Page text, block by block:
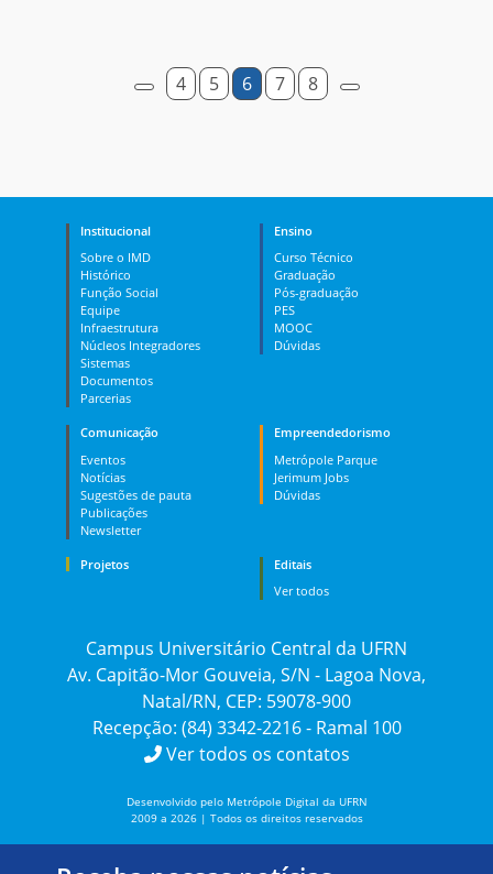
4 5 6 7 8
Institucional
Sobre o IMD
Histórico
Função Social
Equipe
Infraestrutura
Núcleos Integradores
Sistemas
Documentos
Parcerias
Ensino
Curso Técnico
Graduação
Pós-graduação
PES
MOOC
Dúvidas
Comunicação
Eventos
Notícias
Sugestões de pauta
Publicações
Newsletter
Empreendedorismo
Metrópole Parque
Jerimum Jobs
Dúvidas
Projetos
Editais
Ver todos
Campus Universitário Central da UFRN
Av. Capitão-Mor Gouveia, S/N - Lagoa Nova,
Natal/RN, CEP: 59078-900
Recepção: (84) 3342-2216 - Ramal 100
Ver todos os contatos
Desenvolvido pelo Metrópole Digital da UFRN
2009 a 2026 | Todos os direitos reservados